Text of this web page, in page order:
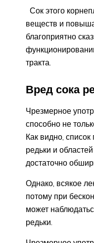
Сок этого
веществ и
благоприятно
тракта.
Вред сока
Чрезмерное
способно не
Как видно,
редьки и
достаточно
Однако, всякое
потому при
может
редьки.